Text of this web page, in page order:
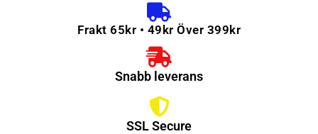
Frakt 65kr • 49kr Över 399kr
Snabb leverans
SSL Secure